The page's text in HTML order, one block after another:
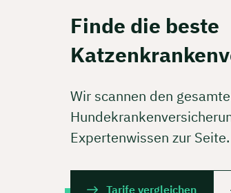
Finde die beste
Wir scannen den
Expertenwissen zur Seite.
Tarife vergleichen